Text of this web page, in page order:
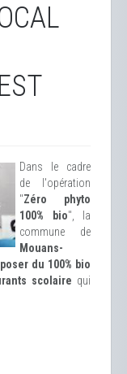
Dans le cadre
de l'opération
"Zéro phyto
100% bio", la
commune de
Mouans-
du 100% bio
scolaire qui